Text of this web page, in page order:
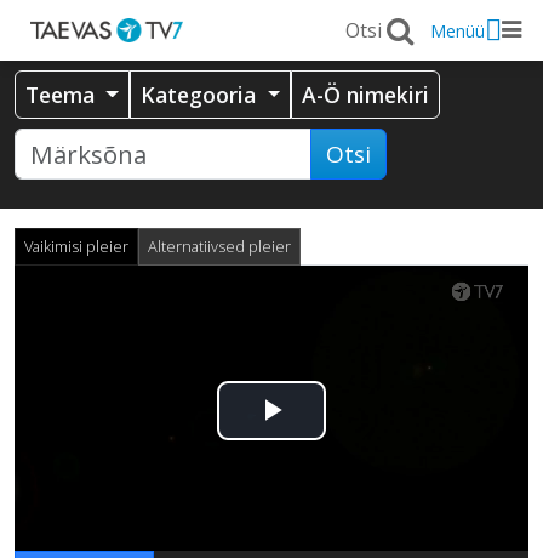
Menüü
Teema Kategooria A-Ö nimekiri
Otsi
Vaikimisi pleier Alternatiivsed pleier
Esita